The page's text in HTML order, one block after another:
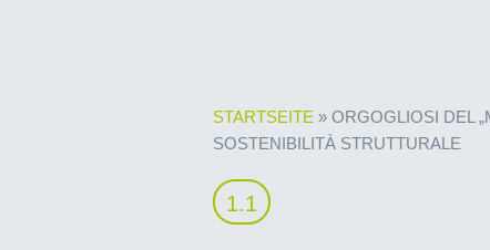
STARTSEITE » ORGOGLIOSI DEL
SOSTENIBILITÀ STRUTTURALE
1.1